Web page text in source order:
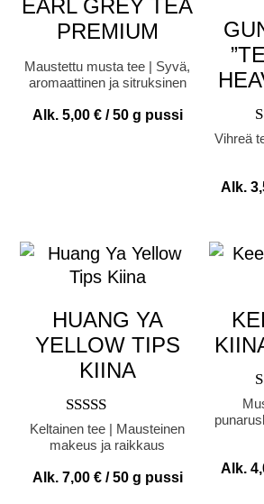
EARL GREY TEA
PREMIUM
Maustettu musta tee | Syvä,
aromaattinen ja sitruksinen
Alk. 5,00 €/ 50 g pussi
Vihreä
Alk.
HUANG YA
YELLOW TIPS
KIINA
Arvostelu
tuotteesta:
5.00
/ 5
Keltainen tee | Mausteinen
makeus ja raikkaus
Alk. 7,00 €/ 50 g pussi
Alk.